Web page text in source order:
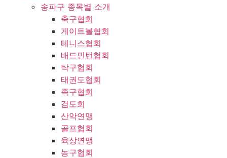
송파구 종목별 소개
축구협회
게이트볼협회
테니스협회
배드민턴협회
탁구협회
태권도협회
족구협회
검도회
산악연맹
골프협회
육상연맹
농구협회